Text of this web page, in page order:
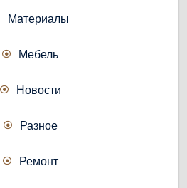
Материалы
Мебель
Новости
Разное
Ремонт